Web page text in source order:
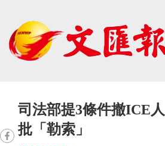
司法部提3條件撤ICE
批「勒索」